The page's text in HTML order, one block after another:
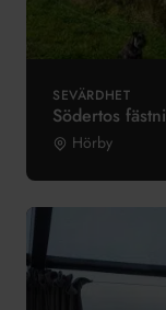
SEVÄRDHET
Södertos
Hörby